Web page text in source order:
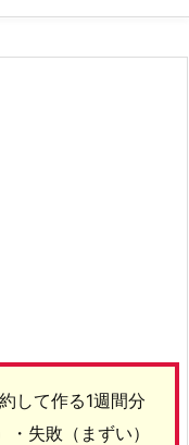
して作る1週間分
失敗（まずい）